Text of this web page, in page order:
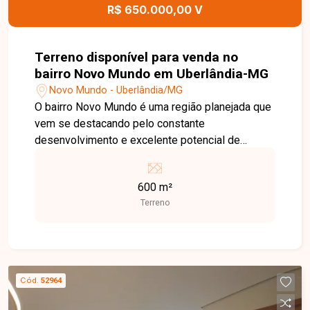
R$ 650.000,00 V
Terreno disponível para venda no
bairro Novo Mundo em Uberlândia-MG
Novo Mundo - Uberlândia/MG
O bairro Novo Mundo é uma região planejada que
vem se destacando pelo constante
desenvolvimento e excelente potencial de
tranquilas, áreas de lazer e fácil acesso às
principais vias da cidade, o bairro oferece
qualidade de vida para moradores e ótimas
Novo Mundo. Excelente opção para construção
de empreendimento comercial ou residencial, em
uma região com grande potencial de crescimento
600 m²
Terreno
Cód. 52964